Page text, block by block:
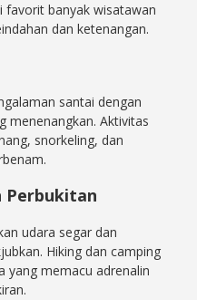
favorit banyak wisatawan
dan ketenangan.
santai dengan
menenangkan. Aktivitas
snorkeling, dan
Perbukitan
udara segar dan
Hiking dan camping
yang memacu adrenalin